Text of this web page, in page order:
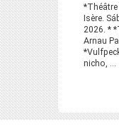
*Théâtre
Isère.
2026. *
Arnau
nicho, ...